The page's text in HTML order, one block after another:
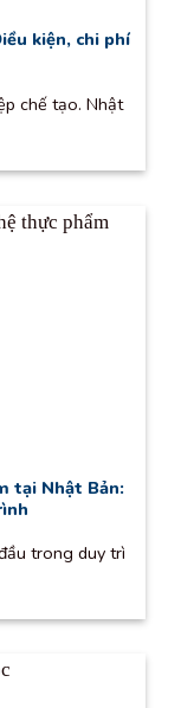
kiện, chi phí
chế tạo. Nhật
tại Nhật Bản:
trong duy trì